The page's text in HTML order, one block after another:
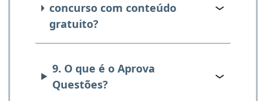
concurso com conteúdo
gratuito?
9. O que é o Aprova
Questões?